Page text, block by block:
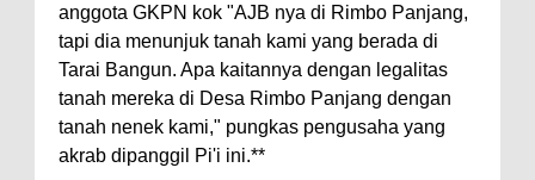
anggota GKPN kok "AJB nya di Rimbo Panjang,
tapi dia menunjuk tanah kami yang berada di
Tarai Bangun. Apa kaitannya dengan legalitas
tanah mereka di Desa Rimbo Panjang dengan
tanah nenek kami," pungkas pengusaha yang
akrab dipanggil Pi'i ini.**